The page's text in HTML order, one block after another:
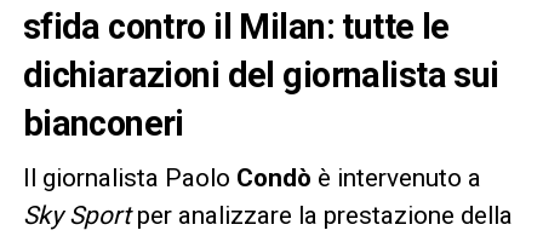
sfida contro il Milan: tutte le
dichiarazioni del giornalista sui
bianconeri
Il giornalista Paolo Condò è intervenuto a
Sky Sportper analizzare la prestazione della